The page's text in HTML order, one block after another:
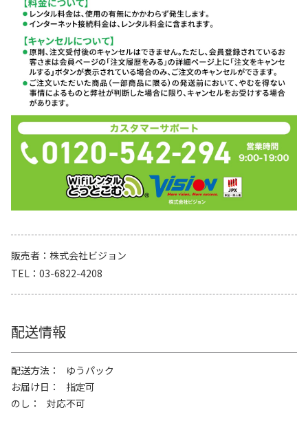
販売者
株式会社ビジョン
TEL
03-6822-4208
配送情報
配送方法
ゆうパック
お届け日
指定可
のし
対応不可